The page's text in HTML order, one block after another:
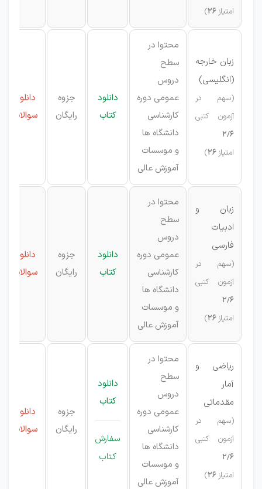
امتیاز
)
زبان خارجه
(انگلیسی)
(سهم در
آزمون کتبی
2/6
امتیاز
)
محتوا در
سطح
دروس
عمومی دوره
کارشناسی
دانشگاه ها
و موسسات
آموزش عالی
دانلود
کتاب
جزوه
رایگان
دانلود
سوالات
زبان و
ادبیات
فارسی
(سهم در
آزمون کتبی
2/6
امتیاز
)
محتوا در
سطح
دروس
عمومی دوره
کارشناسی
دانشگاه ها
و موسسات
آموزش عالی
دانلود
کتاب
جزوه
رایگان
دانلود
سوالات
ریاضی و
آمار
مقدماتی
(سهم در
آزمون کتبی
2/6
امتیاز
)
محتوا در
سطح
دروس
عمومی دوره
کارشناسی
دانشگاه ها
و موسسات
آموزش عالی
دانلود
کتاب
سفارش
کتاب
جزوه
رایگان
دانلود
سوالات